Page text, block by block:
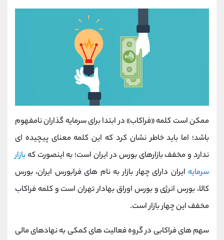
ممکن است کلمه «فراکاب» در ابتدا برای سرمایه گذاران نامفهوم
باشد؛ اما باید خاطر نشان کرد که این کلمه معنای پیچیده ای
ندارد و مخفف بازارهای بورس در ایران است؛ به اینصورت که بازار
سرمایه ایران دارای چهار بازار به نام های فرابورس ایران، بورس
کالا، بورس انرژی و بورس اوراق بهادار تهران است و کلمه فراکاب
مخفف این چهار بازار است.
سهم های فراکابی در گروه فعالیت های کمکی به نهادهای مالی